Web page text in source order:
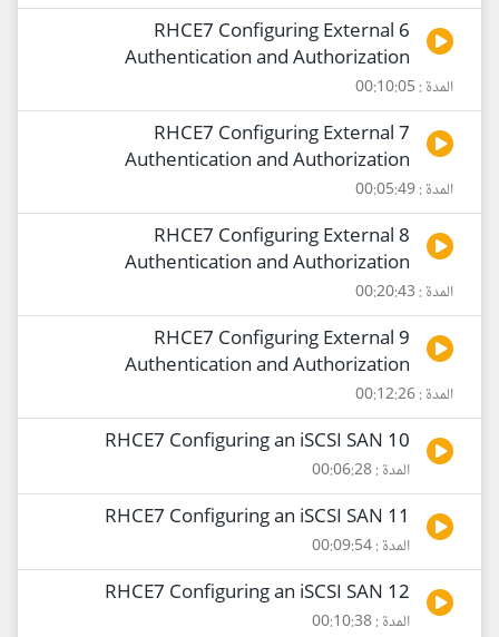
6 RHCE7 Configuring External
Authentication and Authorization
المدة : 00:10:05
7 RHCE7 Configuring External
Authentication and Authorization
المدة : 00:05:49
8 RHCE7 Configuring External
Authentication and Authorization
المدة : 00:20:43
9 RHCE7 Configuring External
Authentication and Authorization
المدة : 00:12:26
10 RHCE7 Configuring an iSCSI SAN
المدة : 00:06:28
11 RHCE7 Configuring an iSCSI SAN
المدة : 00:09:54
12 RHCE7 Configuring an iSCSI SAN
المدة : 00:10:38